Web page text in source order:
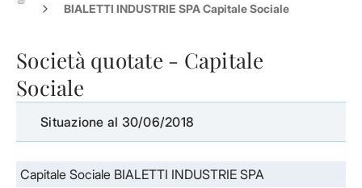
BIALETTI INDUSTRIE SPA Capitale Sociale
Società quotate - Capitale
Sociale
Situazione al 30/06/2018
Capitale Sociale BIALETTI INDUSTRIE SPA